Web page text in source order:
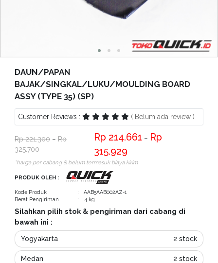
DAUN/PAPAN
BAJAK/SINGKAL/LUKU/MOULDING BOARD
ASSY (TYPE 35) (SP)
Customer Reviews : ( Belum ada review )
221.300 −
325.700
214.661 −
315.929
*harga per cabang & belum termasuk biaya kirim
PRODUK OLEH :
Kode Produk
: AAB5AAB002AZ-1
Berat Pengiriman
: 4 kg
Silahkan pilih stok & pengiriman dari cabang di
bawah ini :
Yogyakarta 2 stock
Medan 2 stock